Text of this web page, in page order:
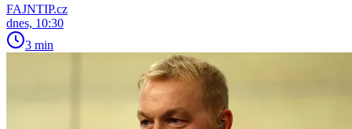
FAJNTIP.cz
dnes, 10:30
3 min